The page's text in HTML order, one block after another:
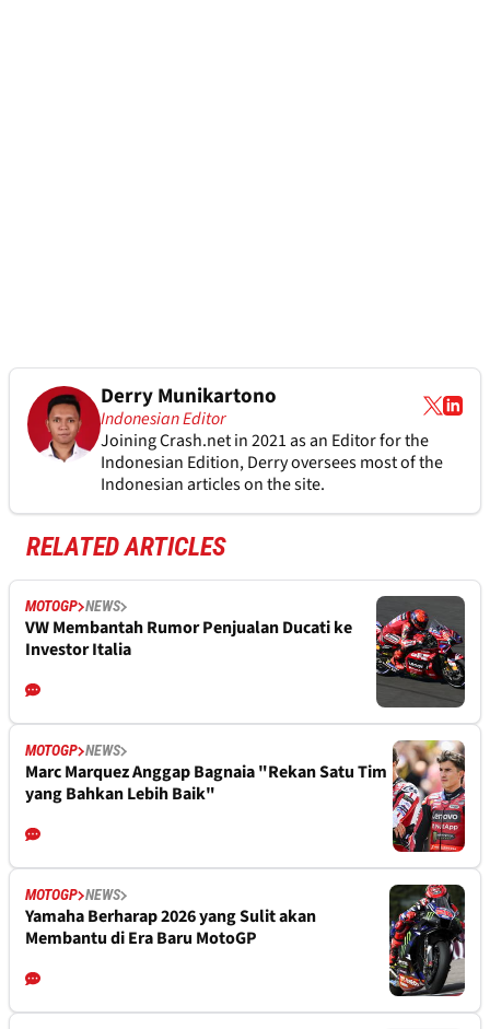
Derry Munikartono
Indonesian Editor
Joining Crash.net in 2021 as an Editor for the
Indonesian Edition, Derry oversees most of the
Indonesian articles on the site.
RELATED ARTICLES
MOTOGP NEWS
VW Membantah Rumor Penjualan Ducati ke
Investor Italia
MOTOGP NEWS
Marc Marquez Anggap Bagnaia "Rekan Satu Tim
yang Bahkan Lebih Baik"
MOTOGP NEWS
Yamaha Berharap 2026 yang Sulit akan
Membantu di Era Baru MotoGP